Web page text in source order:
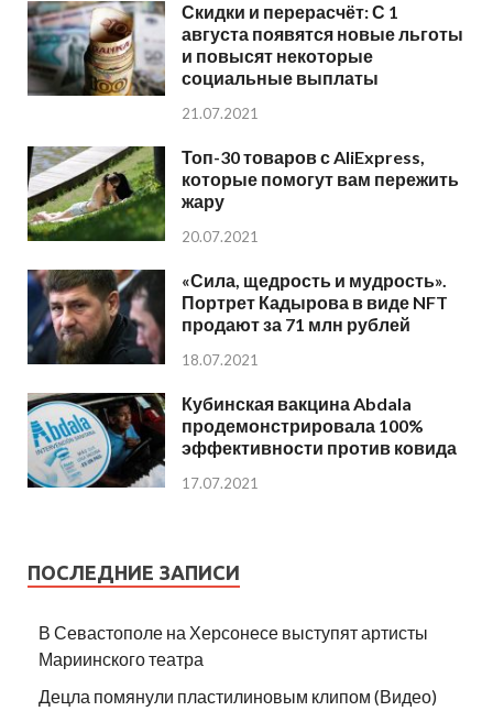
Скидки и перерасчёт: С 1
августа появятся новые льготы
и повысят некоторые
социальные выплаты
21.07.2021
Топ-30 товаров с AliExpress,
которые помогут вам пережить
жару
20.07.2021
«Сила, щедрость и мудрость».
Портрет Кадырова в виде NFT
продают за 71 млн рублей
18.07.2021
Кубинская вакцина Abdala
продемонстрировала 100%
эффективности против ковида
17.07.2021
ПОСЛЕДНИЕ ЗАПИСИ
В Севастополе на Херсонесе выступят артисты
Мариинского театра
Децла помянули пластилиновым клипом (Видео)